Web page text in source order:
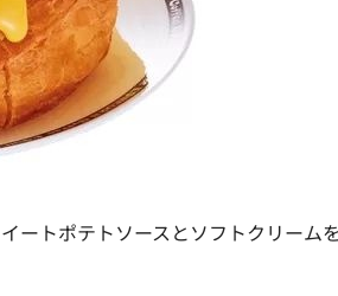
ートポテトソースとソフトクリーム